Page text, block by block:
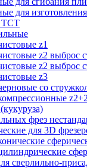
для
ТСТ
z1
z2 выброс
z2 выброс
z3
со
фрез
для 3D
сверлильно-